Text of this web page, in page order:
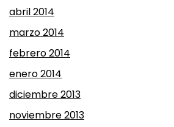
abril 2014
marzo 2014
febrero 2014
enero 2014
diciembre 2013
noviembre 2013